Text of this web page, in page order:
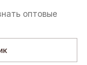
оптовые